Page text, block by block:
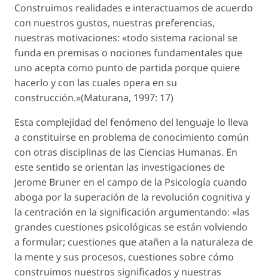
Construimos realidades e interactuamos de acuerdo
con nuestros gustos, nuestras preferencias,
nuestras motivaciones: «todo sistema racional se
funda en premisas o nociones fundamentales que
uno acepta como punto de partida porque quiere
hacerlo y con las cuales opera en su
construcción.»(Maturana, 1997: 17)
Esta complejidad del fenómeno del lenguaje lo lleva
a constituirse en problema de conocimiento común
con otras disciplinas de las Ciencias Humanas. En
este sentido se orientan las investigaciones de
Jerome Bruner en el campo de la Psicología cuando
aboga por la superación de la revolución cognitiva y
la centración en la significación argumentando: «las
grandes cuestiones psicológicas se están volviendo
a formular; cuestiones que atañen a la naturaleza de
la mente y sus procesos, cuestiones sobre cómo
construimos nuestros significados y nuestras